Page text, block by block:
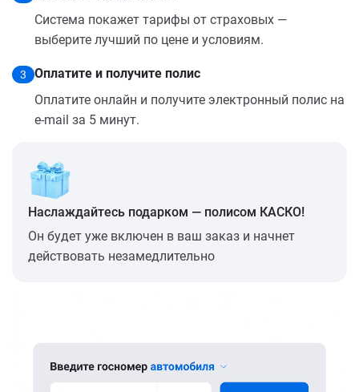
Система покажет тарифы от страховых —
выберите лучший по цене и условиям.
3
Оплатите и получите полис
Оплатите онлайн и получите электронный полис на
e-mail за 5 минут.
Наслаждайтесь подарком — полисом КАСКО!
Он будет уже включен в ваш заказ и начнет
действовать незамедлительно